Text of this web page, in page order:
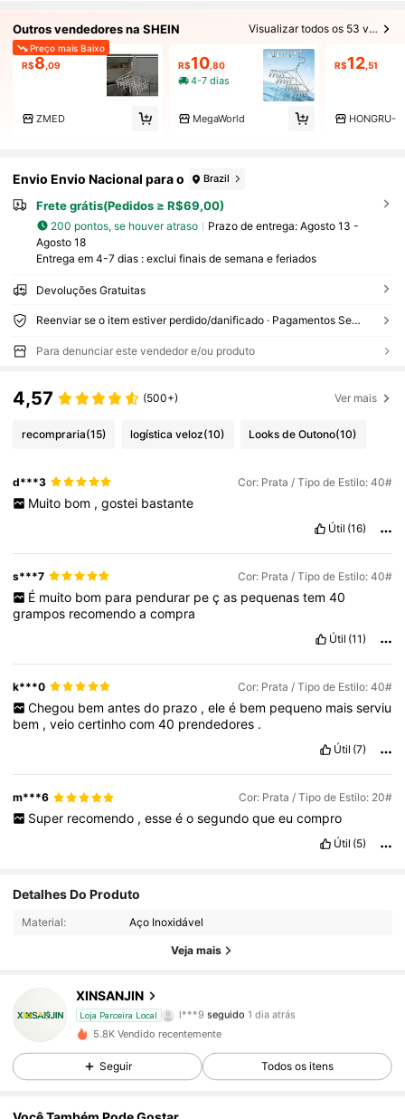
Outros vendedores na SHEIN Visualizar todos os 53 vendedores
Preço mais Baixo
R$8 ,09
ZMED
R$10,80
4-7 dias
MegaWorld
R$12,51
HONGRU-
Envio Envio Nacional para o Brazil
Frete grátis(Pedidos ≥ R$69,00)
200 pontos, se houver atraso Prazo de entrega: Agosto 13 -
Agosto 18
Entrega em 4-7 dias : exclui finais de semana e feriados
Devoluções Gratuitas
Reenviar se o item estiver perdido/danificado · Pagamentos Seguros · Proteção de privacidade
Para denunciar este vendedor e/ou produto
4,57 (500+) Ver mais
recompraria(15) logística veloz(10) Looks de Outono(10)
d***3 Cor: Prata / Tipo de Estilo: 40#
Muito bom , gostei bastante
Útil (16)
s***7 Cor: Prata / Tipo de Estilo: 40#
É muito bom para pendurar pe ç as pequenas tem 40
grampos recomendoacompra
Útil (11)
k***0 Cor: Prata / Tipo de Estilo: 40#
Chegou bem antes do prazo , ele é bem pequeno mais serviu
bem ,veiocertinhocom40 prendedores .
Útil (7)
m***6 Cor: Prata / Tipo de Estilo: 20#
Super recomendo , esse é o segundo que eu compro
Útil (5)
Detalhes Do Produto
Material: Aço Inoxidável
Veja mais
XINSANJIN
Loja Parceira Local
4,57
4,57
87 Seguidores
87 Seguidores
5.8K Vendido recentemente
Seguir Todos os itens